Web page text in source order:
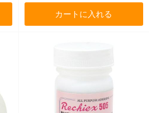
カートに入れる